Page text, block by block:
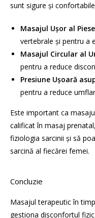
sunt sigure și
Masajul Ușor al
vertebrale și pentru a
Masajul Circular al
pentru a reduce
Presiune Ușoară
pentru a reduce
Este important ca
calificat în masaj
fiziologia sarcinii și să
sarcină al fiecărei femei.
Concluzie
Masajul terapeutic în
gestiona disconfortul